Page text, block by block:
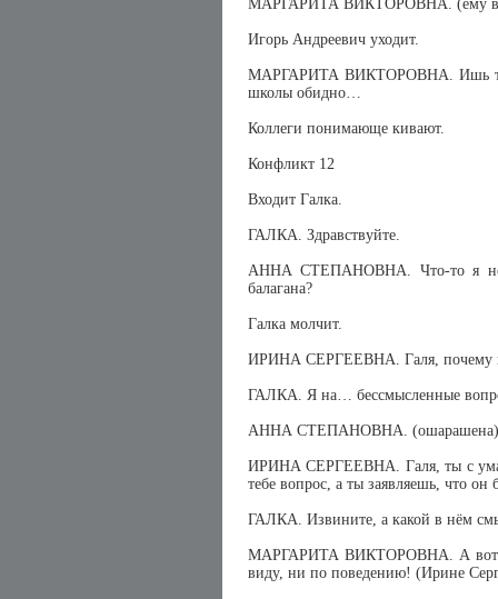
МАРГАРИТА ВИКТОРОВНА. (ему
Игорь Андреевич уходит.
МАРГАРИТА ВИКТОРОВНА. Ишь ты,
школы обидно…
Коллеги понимающе кивают.
Конфликт 12
Входит Галка.
ГАЛКА. Здравствуйте.
АННА СТЕПАНОВНА. Что-то я не
балагана?
Галка молчит.
ИРИНА СЕРГЕЕВНА. Галя, почему
ГАЛКА. Я на… бессмысленные
АННА СТЕПАНОВНА. (ошарашена)
ИРИНА СЕРГЕЕВНА. Галя, ты с ума
тебе вопрос, а ты заявляешь, что он
ГАЛКА. Извините, а какой в нём
МАРГАРИТА ВИКТОРОВНА. А вот
виду, ни по поведению! (Ирине